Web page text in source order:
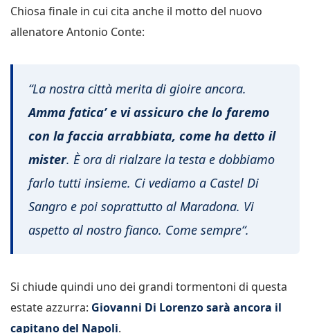
Chiosa finale in cui cita anche il motto del nuovo
allenatore Antonio Conte:
“La nostra città merita di gioire ancora.
Amma fatica’ e vi assicuro che lo faremo
con la faccia arrabbiata, come ha detto il
mister. È ora di rialzare la testa e dobbiamo
farlo tutti insieme. Ci vediamo a Castel Di
Sangro e poi soprattutto al Maradona. Vi
aspetto al nostro fianco. Come sempre“.
Si chiude quindi uno dei grandi tormentoni di questa
estate azzurra: Giovanni Di Lorenzo sarà ancora il
capitano del Napoli.